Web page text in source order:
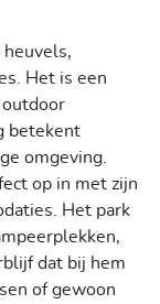
Het is een
betekent
omgeving.
op in met zijn
Het park
dat bij hem
of gewoon